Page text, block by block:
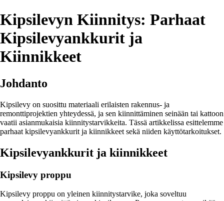
Kipsilevyn Kiinnitys: Parhaat
Kipsilevyankkurit ja
Kiinnikkeet
Johdanto
Kipsilevy on suosittu materiaali erilaisten rakennus- ja
remonttiprojektien yhteydessä, ja sen kiinnittäminen seinään tai kattoon
vaatii asianmukaisia kiinnitystarvikkeita. Tässä artikkelissa esittelemme
parhaat kipsilevyankkurit ja kiinnikkeet sekä niiden käyttötarkoitukset.
Kipsilevyankkurit ja kiinnikkeet
Kipsilevy proppu
Kipsilevy proppu on yleinen kiinnitystarvike, joka soveltuu